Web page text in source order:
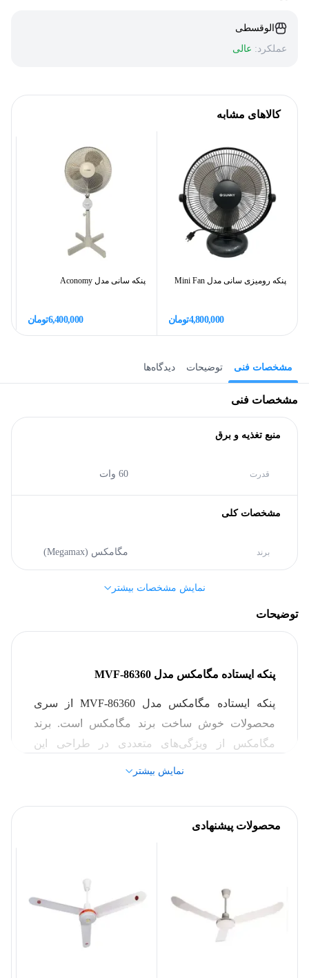
الوقسطی
عملکرد: عالی
کالاهای مشابه
پنکه رومیزی سانی مدل Mini Fan
4,800,000تومان
پنکه سانی مدل Aconomy
6,400,000تومان
مشخصات فنی توضیحات دیدگاه‌ها
مشخصات فنی
منبع تغذیه و برق
قدرت 60 وات
مشخصات کلی
برند مگامکس (Megamax)
وزن 7000 گرم
رنگ استیل
سایر مشخصات
اقلام همراه
نمایش مشخصات بیشتر
توضیحات
پنکه ایستاده مگامکس مدل MVF-86360
پنکه ایستاده مگامکس مدل MVF-86360 از سری
محصولات خوش ساخت برند مگامکس است. برند
مگامکس از ویژگی‌های متعددی در طراحی این
و تنظیم سرعت است. در ادامه این مطلب نگاهی
دقیق‌تر به این پنکه از برند مگامکس خواهیم داشت.
همان‌طور که اشاره کردیم، برند مگامکس از
ویژگی‌های متعددی در تولید این پنکه استفاده کرده
نمایش بیشتر
محصولات پیشنهادی